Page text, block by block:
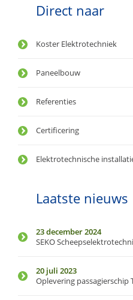
Direct naar
Koster Elektrotechniek
Paneelbouw
Referenties
Certificering
Elektrotechnische
Laatste nieuws
23 december 2024
SEKO
20 juli 2023
Oplevering passagierschip